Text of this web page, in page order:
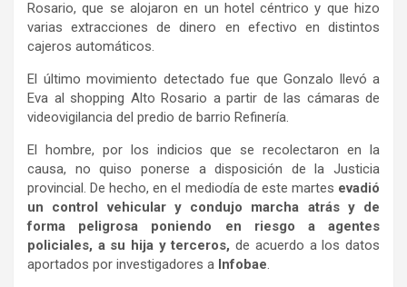
Rosario, que se alojaron en un hotel céntrico y que hizo
varias extracciones de dinero en efectivo en distintos
cajeros automáticos.
El último movimiento detectado fue que Gonzalo llevó a
Eva al shopping Alto Rosario a partir de las cámaras de
videovigilancia del predio de barrio Refinería.
El hombre, por los indicios que se recolectaron en la
causa, no quiso ponerse a disposición de la Justicia
provincial. De hecho, en el mediodía de este martes evadió
un control vehicular y condujo marcha atrás y de
forma peligrosa poniendo en riesgo a agentes
policiales, a su hija y terceros, de acuerdo a los datos
aportados por investigadores a Infobae.